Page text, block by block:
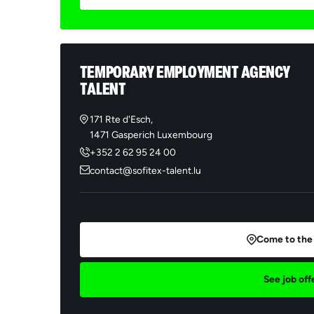
TEMPORARY EMPLOYMENT AGENCY
TALENT
171 Rte d'Esch,
1471 Gasperich Luxembourg
+352 2 62 95 24 00
contact@sofitex-talent.lu
Come to
See job
for